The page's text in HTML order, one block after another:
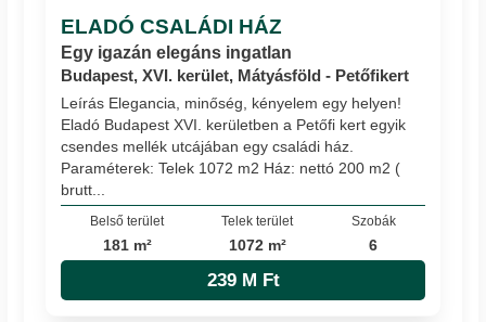
ELADÓ CSALÁDI HÁZ
Egy igazán elegáns ingatlan
Budapest, XVI. kerület, Mátyásföld - Petőfikert
Leírás Elegancia, minőség, kényelem egy helyen!
Eladó Budapest XVI. kerületben a Petőfi kert egyik
csendes mellék utcájában egy családi ház.
Paraméterek: Telek 1072 m2 Ház: nettó 200 m2 (
brutt...
Belső terület
181 m²
Telek terület
1072 m²
Szobák
6
239 M Ft